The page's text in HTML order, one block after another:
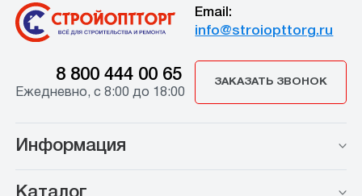
Email:
info@stroiopttorg.ru
8 800 444 00 65
Ежедневно, с 8:00 до 18:00
ЗАКАЗАТЬ ЗВОНОК
Информация
Каталог